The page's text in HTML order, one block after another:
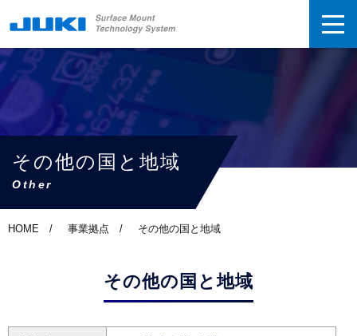
その他の国と地域
Other
HOME 事業拠点 その他の国と地域
その他の国と地域